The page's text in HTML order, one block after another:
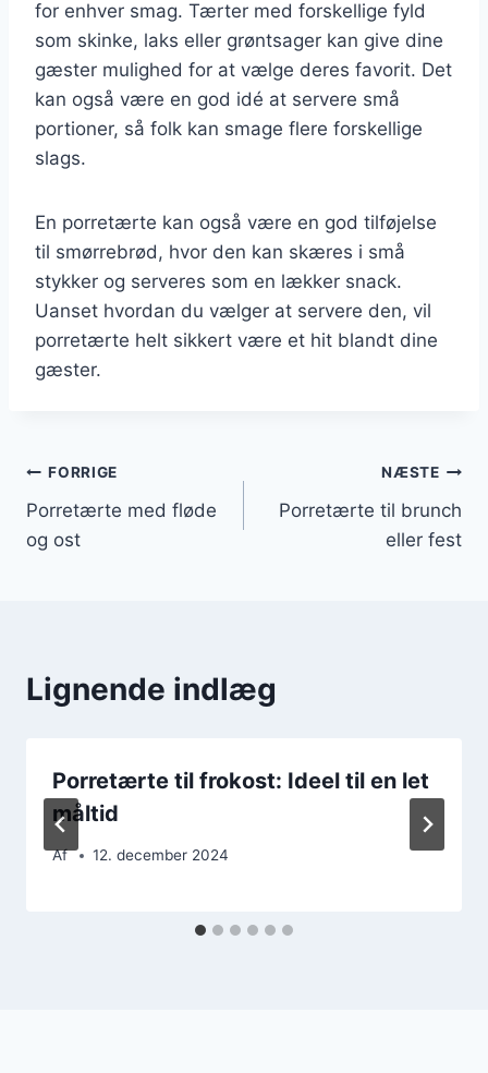
for enhver smag. Tærter med forskellige fyld
som skinke, laks eller grøntsager kan give dine
gæster mulighed for at vælge deres favorit. Det
kan også være en god idé at servere små
portioner, så folk kan smage flere forskellige
slags.
En porretærte kan også være en god tilføjelse
til smørrebrød, hvor den kan skæres i små
stykker og serveres som en lækker snack.
Uanset hvordan du vælger at servere den, vil
porretærte helt sikkert være et hit blandt dine
gæster.
Indlægsnavigation
FORRIGE
Porretærte med fløde
og ost
NÆSTE
Porretærte til brunch
eller fest
Lignende indlæg
Porretærte til frokost: Ideel til en let
måltid
Af 12. december 2024